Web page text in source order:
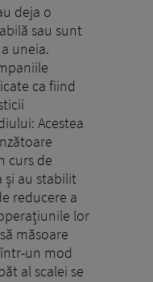
deja o
sau sunt
uneia.
ca fiind
Acestea
curs de
și au stabilit
reducere a
lor
măsoare
un mod
al scalei se